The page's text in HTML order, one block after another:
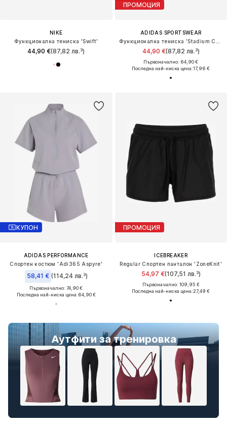
NIKE
Функционална тениска 'Swift'
44,90 €(87,82 лв.³)
ПРОМОЦИЯ
ADIDAS SPORTSWEAR
44,90 €(87,82 лв.³)
Първоначално: 64,90 €
Последна най-ниска цена:17,96 €
КУПОН
ADIDAS PERFORMANCE
Спортен костюм 'Adi365 Aspyre'
58,41 € (114,24 лв.³)
Първоначално: 74,90 €
Последна най-ниска цена:64,90 €
Аутфити за тренировка
ПРОМОЦИЯ
ICEBREAKER
Regular Спортен панталон 'ZoneKnit'
54,97 €(107,51 лв.³)
Първоначално: 109,95 €
Последна най-ниска цена:27,49 €